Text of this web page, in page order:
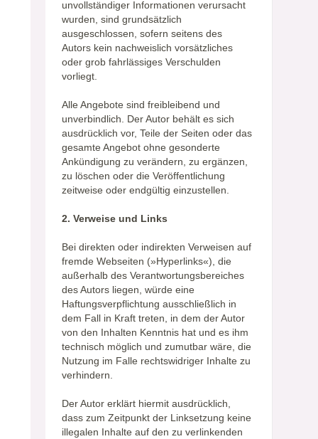
unvollständiger Informationen verursacht
wurden, sind grundsätzlich
ausgeschlossen, sofern seitens des
Autors kein nachweislich vorsätzliches
oder grob fahrlässiges Verschulden
vorliegt.
Alle Angebote sind freibleibend und
unverbindlich. Der Autor behält es sich
ausdrücklich vor, Teile der Seiten oder das
gesamte Angebot ohne gesonderte
Ankündigung zu verändern, zu ergänzen,
zu löschen oder die Veröffentlichung
zeitweise oder endgültig einzustellen.
2. Verweise und Links
Bei direkten oder indirekten Verweisen auf
fremde Webseiten (»Hyperlinks«), die
außerhalb des Verantwortungsbereiches
des Autors liegen, würde eine
Haftungsverpflichtung ausschließlich in
dem Fall in Kraft treten, in dem der Autor
von den Inhalten Kenntnis hat und es ihm
technisch möglich und zumutbar wäre, die
Nutzung im Falle rechtswidriger Inhalte zu
verhindern.
Der Autor erklärt hiermit ausdrücklich,
dass zum Zeitpunkt der Linksetzung keine
illegalen Inhalte auf den zu verlinkenden